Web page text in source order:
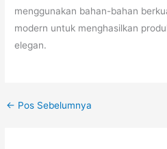
menggunakan bahan-bahan
modern untuk menghasilkan
elegan.
← Pos Sebelumnya